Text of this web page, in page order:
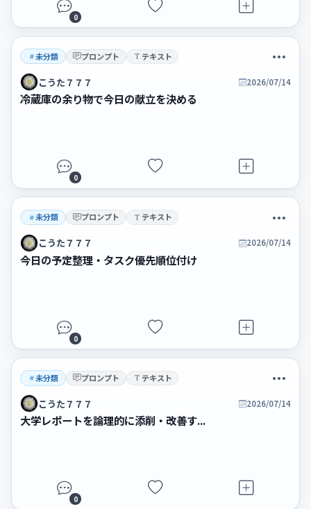
0
未分類 プロンプト テキスト
2026/07/14
こうた７７７
冷蔵庫の余り物で今日の献立を決める
0
未分類 プロンプト テキスト
2026/07/14
こうた７７７
今日の予定整理・タスク優先順位付け
0
未分類 プロンプト テキスト
2026/07/14
こうた７７７
大学レポートを論理的に添削・改善す...
0